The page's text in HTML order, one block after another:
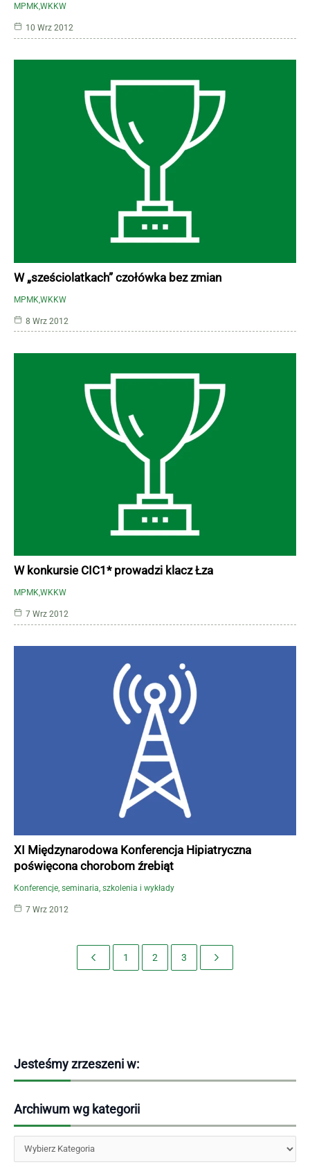
MPMKWKKW
10 Wrz 2012
MPMKWKKW
W „sześciolatkach” czołówka bez zmian
8 Wrz 2012
MPMKWKKW
W konkursie CIC1* prowadzi klacz Łza
7 Wrz 2012
Konferencje, seminaria, szkolenia i wykłady
XI Międzynarodowa Konferencja Hipiatryczna
poświęcona chorobom źrebiąt
7 Wrz 2012
1 2 3
Jesteśmy zrzeszeni w:
Archiwum wg kategorii
Kategorie